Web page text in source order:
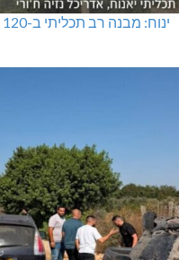
ינוח: מבנה רב תכליתי ב-120 מלש"ח